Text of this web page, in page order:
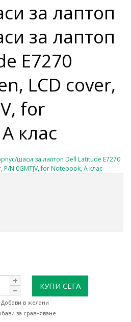
за лаптоп
за лаптоп
E7270
LCD cover,
for
клас
КУПИ СЕГА
Добави в желани
за сравняване